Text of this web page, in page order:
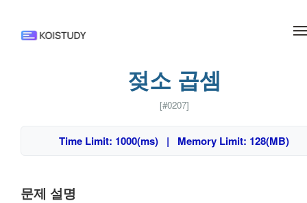
젖소 곱셈
[#0207]
Time Limit: 1000(ms) | Memory Limit: 128(MB)
문제 설명